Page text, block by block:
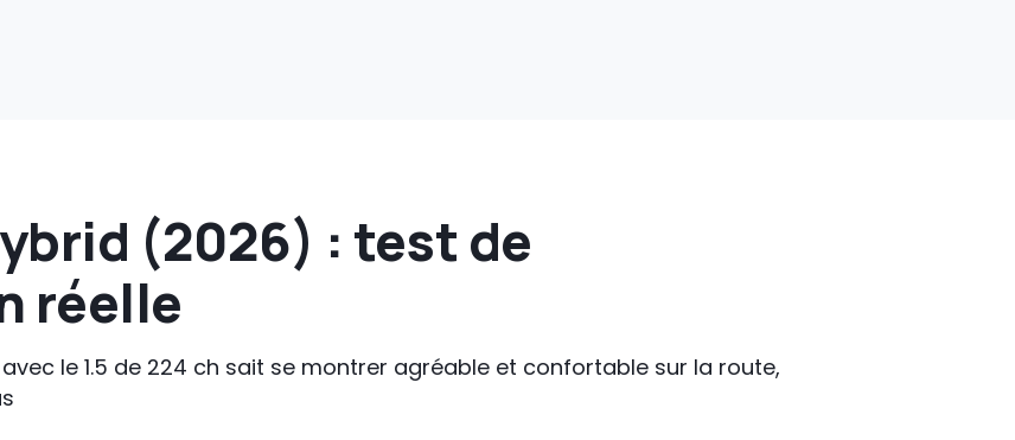
(2026) : test de
réelle
le 1.5 de 224 ch sait se montrer agréable et confortable sur la route,